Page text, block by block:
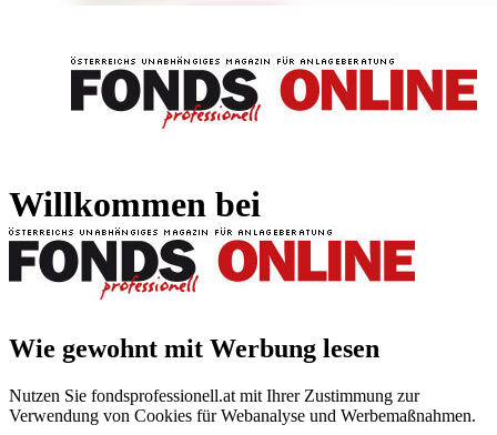
Willkommen bei
Wie gewohnt mit Werbung lesen
Nutzen Sie fondsprofessionell.at mit Ihrer Zustimmung zur
Verwendung von Cookies für Webanalyse und Werbemaßnahmen.